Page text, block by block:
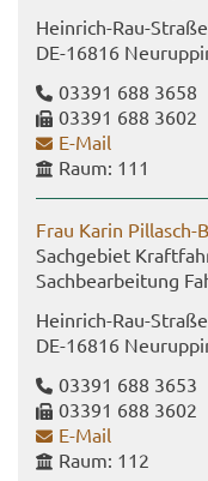
Heinrich-​Rau-
DE-​16816
03391 688 3658
03391 688 3602
E-​Mail
Raum: 111
Frau Karin Pillasch-​
Sach­ge­biet
Sach­be­ar­bei­tung
Heinrich-​Rau-
DE-​16816
03391 688 3653
03391 688 3602
E-​Mail
Raum: 112